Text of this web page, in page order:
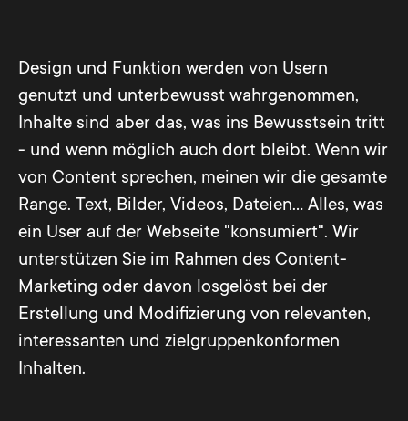
Design und Funktion werden von Usern
genutzt und unterbewusst wahrgenommen,
Inhalte sind aber das, was ins Bewusstsein tritt
- und wenn möglich auch dort bleibt. Wenn wir
von Content sprechen, meinen wir die gesamte
Range. Text, Bilder, Videos, Dateien... Alles, was
ein User auf der Webseite "konsumiert". Wir
unterstützen Sie im Rahmen des Content-
Marketing oder davon losgelöst bei der
Erstellung und Modifizierung von relevanten,
interessanten und zielgruppenkonformen
Inhalten.